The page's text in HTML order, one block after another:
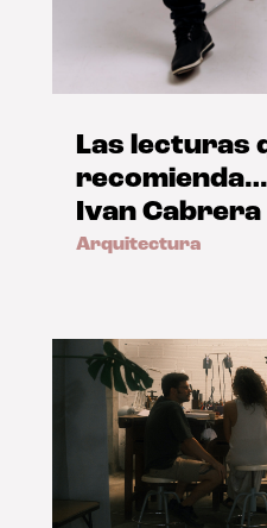
Las lecturas
Ivan Cabrera
Arquitectura